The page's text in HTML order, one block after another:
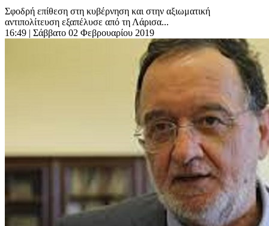
Σφοδρή επίθεση στη κυβέρνηση και στην αξιωματική
αντιπολίτευση εξαπέλυσε από τη Λάρισα...
16:49 | Σάββατο 02 Φεβρουαρίου 2019